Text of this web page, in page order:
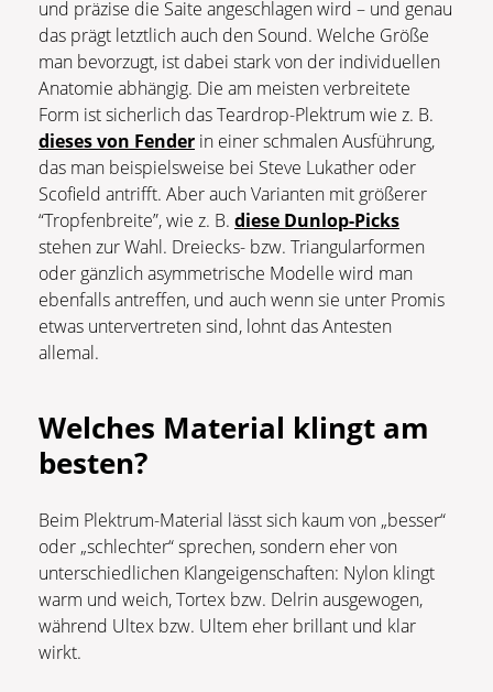
und präzise die Saite angeschlagen wird – und genau
das prägt letztlich auch den Sound. Welche Größe
man bevorzugt, ist dabei stark von der individuellen
Anatomie abhängig. Die am meisten verbreitete
Form ist sicherlich das Teardrop-Plektrum wie z. B.
dieses von Fender in einer schmalen Ausführung,
das man beispielsweise bei Steve Lukather oder
Scofield antrifft. Aber auch Varianten mit größerer
“Tropfenbreite”, wie z. B. diese Dunlop-Picks
stehen zur Wahl. Dreiecks- bzw. Triangularformen
oder gänzlich asymmetrische Modelle wird man
ebenfalls antreffen, und auch wenn sie unter Promis
etwas untervertreten sind, lohnt das Antesten
allemal.
Welches Material klingt am
besten?
Beim Plektrum-Material lässt sich kaum von „besser“
oder „schlechter“ sprechen, sondern eher von
unterschiedlichen Klangeigenschaften: Nylon klingt
warm und weich, Tortex bzw. Delrin ausgewogen,
während Ultex bzw. Ultem eher brillant und klar
wirkt.